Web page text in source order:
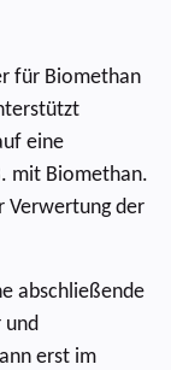
für Biomethan
eine
mit Biomethan.
Verwertung der
abschließende
erst im